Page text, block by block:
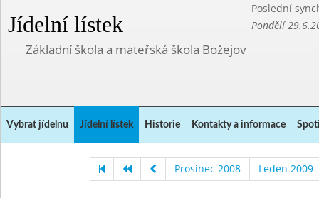
Jídelní lístek
Poslední
Pondělí
Základní škola a mateřská škola Božejov
Vybrat jídelnu Jídelní lístek Historie Kontakty a informace
Prosinec 2008 Leden 2009